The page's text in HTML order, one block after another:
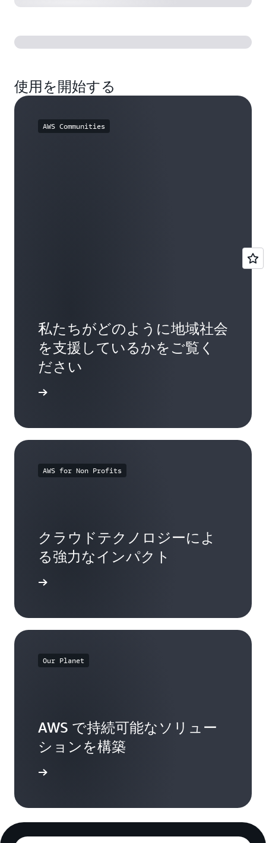
使用を開始する
AWS Communities
私たちがどのように地域社会
を支援しているかをご覧く
ださい
AWS for Non Profits
クラウドテクノロジーによ
る強力なインパクト
Our Planet
AWS で持続可能なソリュー
ションを構築